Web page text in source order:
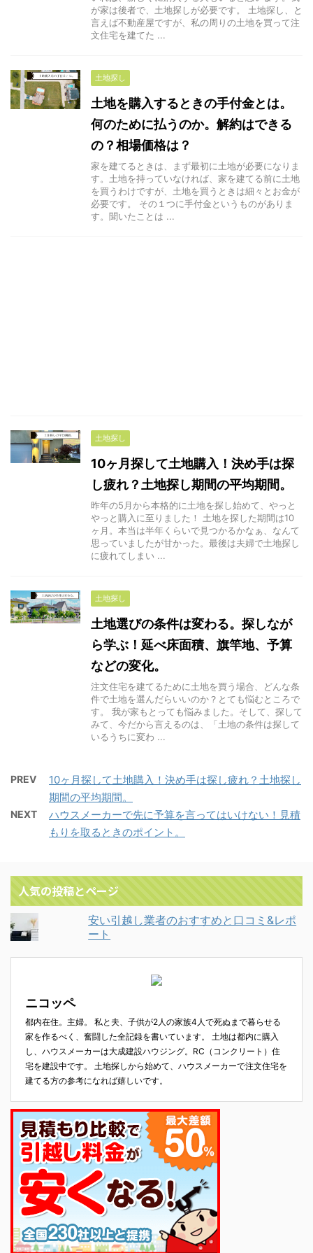
が家は後者で、土地探しが必要です。 土地探し、と
言えば不動産屋ですが、私の周りの土地を買って注
文住宅を建てた ...
土地探し
土地を購入するときの手付金とは。
何のために払うのか。解約はできる
の？相場価格は？
家を建てるときは、まず最初に土地が必要になりま
す。土地を持っていなければ、家を建てる前に土地
を買うわけですが、土地を買うときは細々とお金が
必要です。 その１つに手付金というものがありま
す。聞いたことは ...
土地探し
10ヶ月探して土地購入！決め手は探
し疲れ？土地探し期間の平均期間。
昨年の5月から本格的に土地を探し始めて、やっと
やっと購入に至りました！ 土地を探した期間は10
ヶ月。本当は半年くらいで見つかるかなぁ、なんて
思っていましたが甘かった。最後は夫婦で土地探し
に疲れてしまい ...
土地探し
土地選びの条件は変わる。探しなが
ら学ぶ！延べ床面積、旗竿地、予算
などの変化。
注文住宅を建てるために土地を買う場合、どんな条
件で土地を選んだらいいのか？とても悩むところで
す。 我が家もとっても悩みました。そして、探して
みて、今だから言えるのは、「土地の条件は探して
いるうちに変わ ...
PREV
10ヶ月探して土地購入！決め手は探し疲れ？土地探し
期間の平均期間。
NEXT
ハウスメーカーで先に予算を言ってはいけない！見積
もりを取るときのポイント。
人気の投稿とページ
安い引越し業者のおすすめと口コミ&レポ
ート
ニコッペ
都内在住。主婦。 私と夫、子供が2人の家族4人で死ぬまで暮らせる
家を作るべく、奮闘した全記録を書いています。 土地は都内に購入
し、ハウスメーカーは大成建設ハウジング。RC（コンクリート）住
宅を建設中です。 土地探しから始めて、ハウスメーカーで注文住宅を
建てる方の参考になれば嬉しいです。